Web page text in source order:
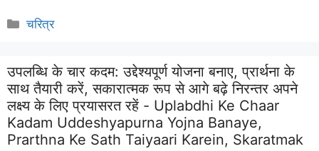
Categories
चरित्र
उपलब्धि के चार कदम: उद्देश्यपूर्ण योजना बनाए, प्रार्थना के
साथ तैयारी करें, सकारात्मक रूप से आगे बढ़े निरन्तर अपने
लक्ष्य के लिए प्रयासरत रहें - Uplabdhi Ke Chaar
Kadam Uddeshyapurna Yojna Banaye,
Prarthna Ke Sath Taiyaari Karein, Skaratmak